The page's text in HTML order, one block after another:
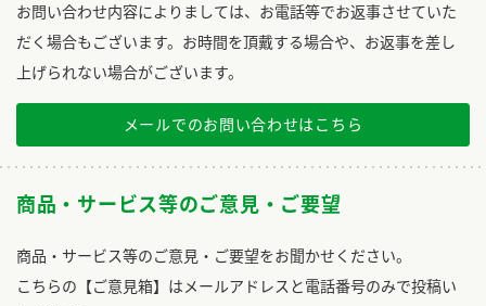
お問い合わせ内容によりましては、お電話等でお返事させていた
だく場合もございます。お時間を頂戴する場合や、お返事を差し
上げられない場合がございます。
メールでのお問い合わせはこちら
商品・サービス等のご意見・ご要望
商品・サービス等のご意見・ご要望をお聞かせください。
こちらの【ご意見箱】はメールアドレスと電話番号のみで投稿い